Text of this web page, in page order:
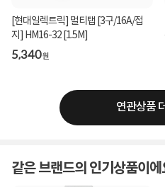
[현대일렉트릭] 멀티탭 [3구/16A/접
지] HM16-32 [1.5M]
5,340원
연관상품
같은 브랜드의 인기상품이에